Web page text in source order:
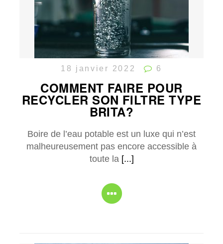
18 janvier 2022 6
COMMENT FAIRE POUR
RECYCLER SON FILTRE TYPE
BRITA?
Boire de l’eau potable est un luxe qui n’est
malheureusement pas encore accessible à
toute la [...]